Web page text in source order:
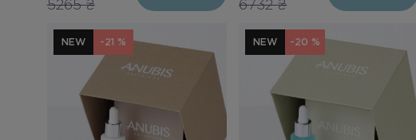
5265₴ 6732₴
-21 %
NEW -20 %
NEW